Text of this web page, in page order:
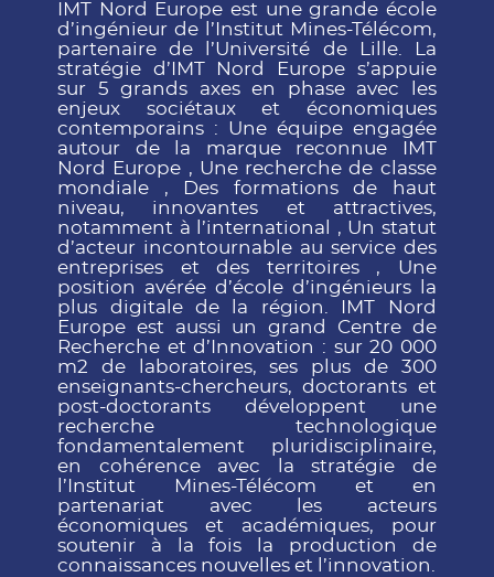
IMT Nord Europe est une grande école
d’ingénieur de l’Institut Mines-Télécom,
partenaire de l’Université de Lille. La
stratégie d’IMT Nord Europe s’appuie
sur 5 grands axes en phase avec les
enjeux sociétaux et économiques
contemporains : Une équipe engagée
autour de la marque reconnue IMT
Nord Europe , Une recherche de classe
mondiale , Des formations de haut
niveau, innovantes et attractives,
notamment à l’international , Un statut
d’acteur incontournable au service des
entreprises et des territoires , Une
position avérée d’école d’ingénieurs la
plus digitale de la région. IMT Nord
Europe est aussi un grand Centre de
Recherche et d’Innovation : sur 20 000
m2 de laboratoires, ses plus de 300
enseignants-chercheurs, doctorants et
post-doctorants développent une
recherche technologique
fondamentalement pluridisciplinaire,
en cohérence avec la stratégie de
l’Institut Mines-Télécom et en
partenariat avec les acteurs
économiques et académiques, pour
soutenir à la fois la production de
connaissances nouvelles et l’innovation.